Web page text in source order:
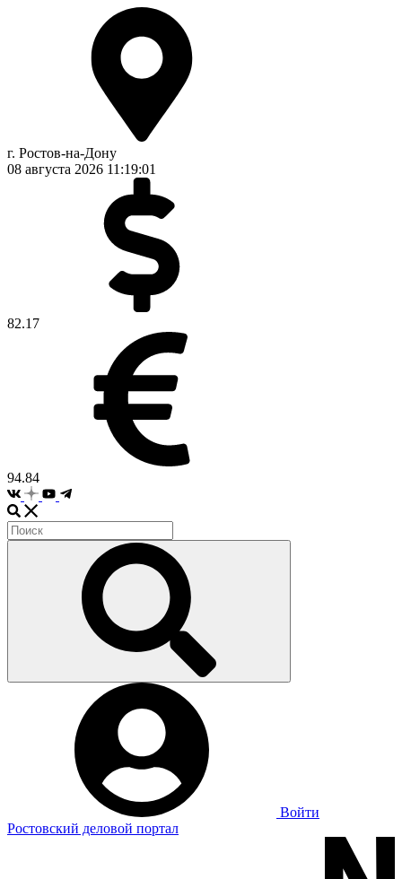
г. Ростов-на-Дону
08 августа 2026 11:19:01
82.17
94.84
Войти
Ростовский деловой портал